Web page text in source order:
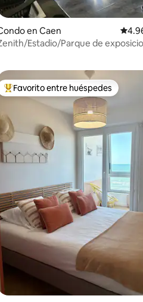
4.97 de 5, 437 reseñas
en Caen
Estadio/Parque de
4.89 de 5, 311 reseñas
Favorito entre huéspedes preferido
Favorito entre huéspedes